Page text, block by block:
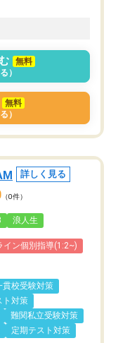
唯一、塾内の設備だけは
で素晴らしかったです。
無料
）
無料
）
詳しく見る
（0件）
浪人生
イン個別指導(1:2~)
貫校受験対策
ト対策
難関私立受験対策
定期テスト対策